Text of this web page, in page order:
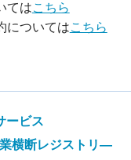
てはこちら
についてはこちら
ービス
横断レジストリ—